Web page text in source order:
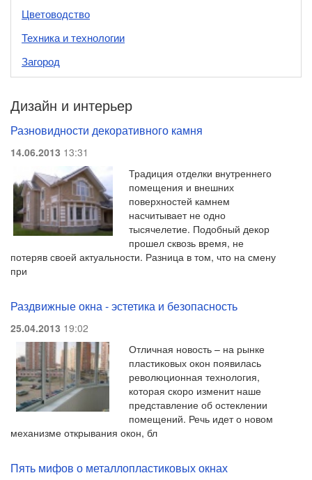
Цветоводство
Техника и технологии
Загород
Дизайн и интерьер
Разновидности декоративного камня
14.06.2013 13:31
Традиция отделки внутреннего
помещения и внешних
поверхностей камнем
насчитывает не одно
тысячелетие. Подобный декор
прошел сквозь время, не
потеряв своей актуальности. Разница в том, что на смену
при
Раздвижные окна - эстетика и безопасность
25.04.2013 19:02
Отличная новость – на рынке
пластиковых окон появилась
революционная технология,
которая скоро изменит наше
представление об остеклении
помещений. Речь идет о новом
механизме открывания окон, бл
Пять мифов о металлопластиковых окнах